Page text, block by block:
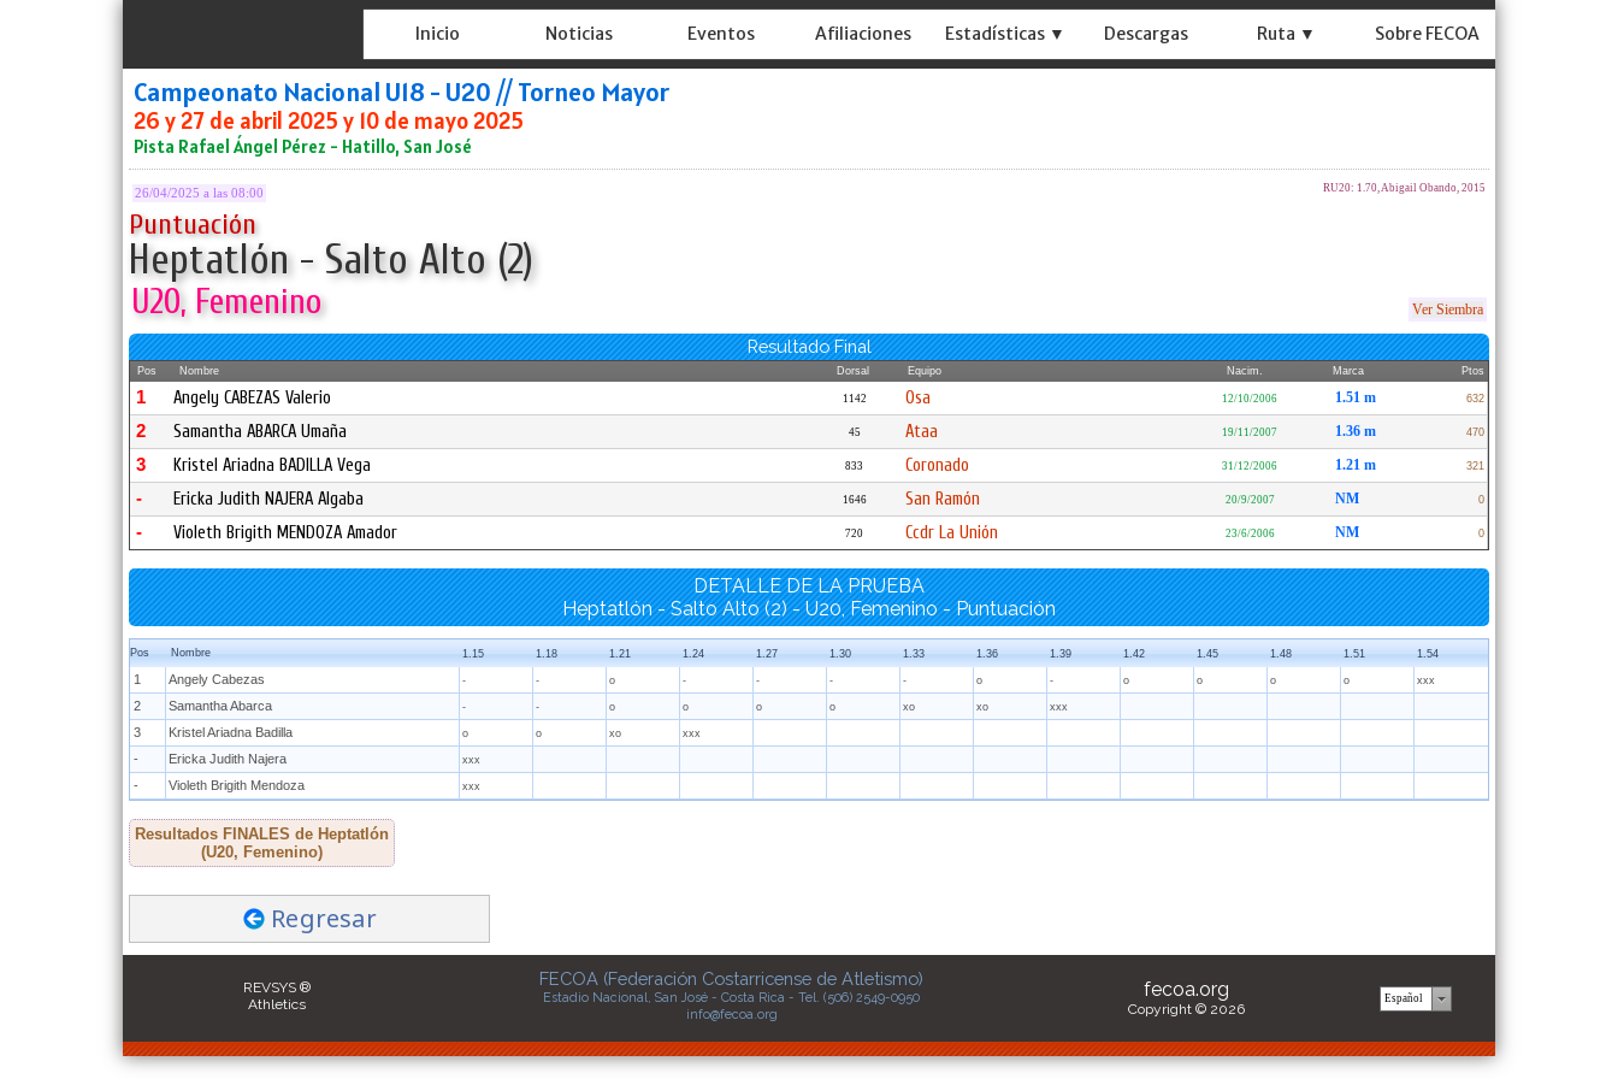
Inicio Noticias Eventos Afiliaciones Estadísticas ▼ Descargas Ruta ▼ Sobre FECOA
Campeonato Nacional U18 - U20 // Torneo Mayor
26 y 27 de abril 2025 y 10 de mayo 2025
Pista Rafael Ángel Pérez - Hatillo, San José
26/04/2025 a las 08:00 RU20: 1.70, Abigail Obando, 2015
Puntuación
Heptatlón - Salto Alto (2)
U20, Femenino Ver Siembra
Resultado Final
Pos Nombre Dorsal Equipo Nacim. Marca Ptos
1 Angely CABEZAS Valerio 1142 Osa 12/10/2006 1.51 m 632
2 Samantha ABARCA Umaña 45 Ataa 19/11/2007 1.36 m 470
3 Kristel Ariadna BADILLA Vega 833 Coronado 31/12/2006 1.21 m 321
- Ericka Judith NAJERA Algaba 1646 San Ramón 20/9/2007 NM 0
- Violeth Brigith MENDOZA Amador 720 Ccdr La Unión 23/6/2006 NM 0
DETALLE DE LA PRUEBA
Heptatlón - Salto Alto (2) - U20, Femenino - Puntuación
Pos Nombre 1.15 1.18 1.21 1.24 1.27 1.30 1.33 1.36 1.39 1.42 1.45 1.48 1.51 1.54
1 Angely Cabezas - - o - - - - o - o o o o xxx
2 Samantha Abarca - - o o o o xo xo xxx
3 Kristel Ariadna Badilla o o xo xxx
- Ericka Judith Najera xxx
- Violeth Brigith Mendoza xxx
Resultados FINALES de Heptatlón
(U20, Femenino)
Regresar
REVSYS ®
Athletics
FECOA (Federación Costarricense de Atletismo)
Estadio Nacional, San José - Costa Rica - Tel. (506) 2549-0950
info@fecoa.org
fecoa.org
Copyright © 2026